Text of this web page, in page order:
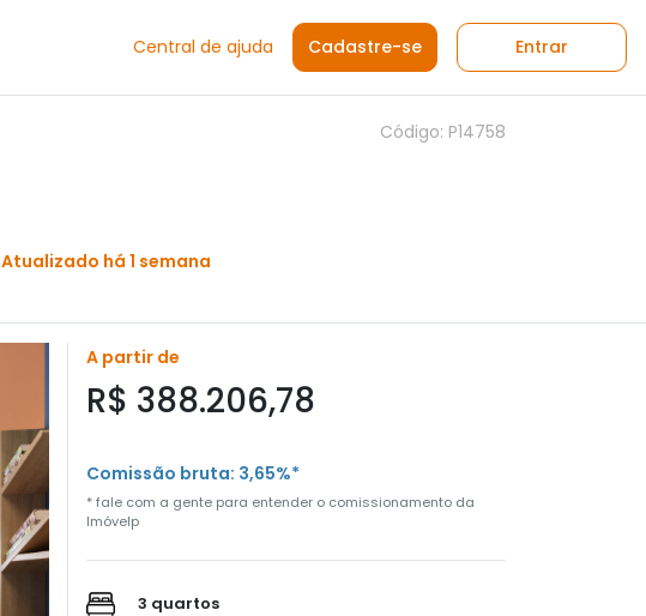
Central de ajuda Cadastre-se Entrar
Código: P14758
Atualizado há 1 semana
A partir de
R$ 388.206,78
Comissão bruta: 3,65%*
* fale com a gente para entender o comissionamento da
Imóvelp
3 quartos